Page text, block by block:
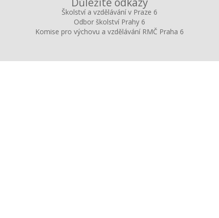
Školství a vzdělávání v Praze 6
Odbor školství Prahy 6
Komise pro výchovu a vzdělávání RMČ Praha 6